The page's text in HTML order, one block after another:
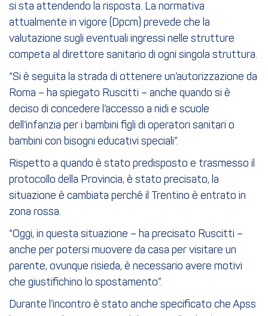
si sta attendendo la risposta. La normativa
attualmente in vigore (Dpcm) prevede che la
valutazione sugli eventuali ingressi nelle strutture
competa al direttore sanitario di ogni singola struttura.
“Si è seguita la strada di ottenere un’autorizzazione da
Roma – ha spiegato Ruscitti – anche quando si è
deciso di concedere l’accesso a nidi e scuole
dell’infanzia per i bambini figli di operatori sanitari o
bambini con bisogni educativi speciali”.
Rispetto a quando è stato predisposto e trasmesso il
protocollo della Provincia, è stato precisato, la
situazione è cambiata perché il Trentino è entrato in
zona rossa.
“Oggi, in questa situazione – ha precisato Ruscitti –
anche per potersi muovere da casa per visitare un
parente, ovunque risieda, è necessario avere motivi
che giustifichino lo spostamento”.
Durante l’incontro è stato anche specificato che Apss